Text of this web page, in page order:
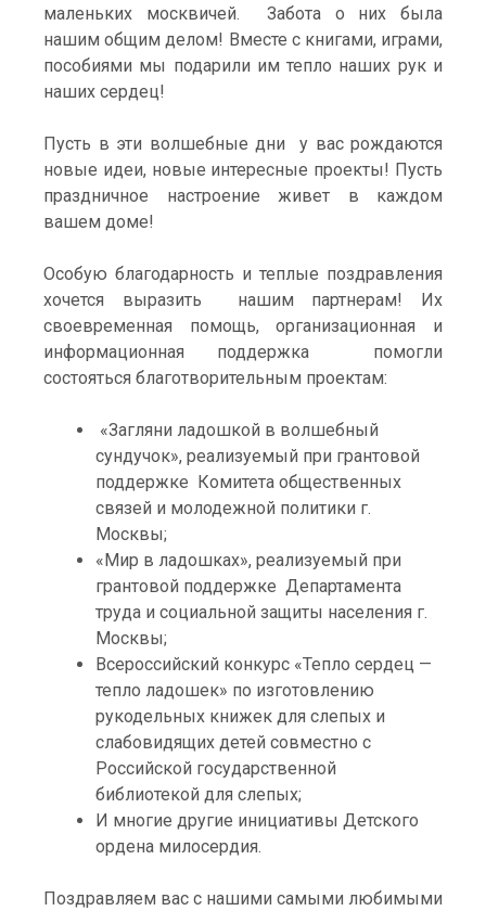
маленьких москвичей. Забота о них была
нашим общим делом! Вместе с книгами, играми,
пособиями мы подарили им тепло наших рук и
наших сердец!
Пусть в эти волшебные дни у вас рождаются
новые идеи, новые интересные проекты! Пусть
праздничное настроение живет в каждом
вашем доме!
Особую благодарность и теплые поздравления
хочется выразить нашим партнерам! Их
своевременная помощь, организационная и
информационная поддержка помогли
состояться благотворительным проектам:
«Загляни ладошкой в волшебный
сундучок», реализуемый при грантовой
поддержке Комитета общественных
связей и молодежной политики г.
Москвы;
«Мир в ладошках», реализуемый при
грантовой поддержке Департамента
труда и социальной защиты населения г.
Москвы;
Всероссийский конкурс «Тепло сердец —
тепло ладошек» по изготовлению
рукодельных книжек для слепых и
слабовидящих детей совместно с
Российской государственной
библиотекой для слепых;
И многие другие инициативы Детского
ордена милосердия.
Поздравляем вас с нашими самыми любимыми